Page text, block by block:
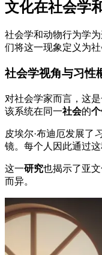
文化在社会学
社会学和动物行为学
们将这一现象定义为
社会学视角与习性
对社会学家而言，这
该系统在同一社会的
皮埃尔·布迪厄发展了
镜。每个人因此通过
这一研究也揭示了亚
而异。